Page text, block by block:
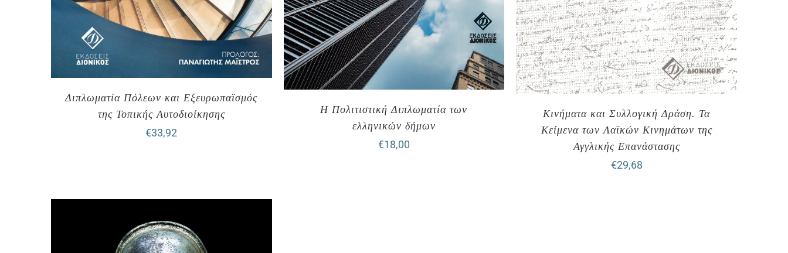
Διπλωματία Πόλεων και Εξευρωπαϊσμός
της Τοπικής Αυτοδιοίκησης
€33,92
Η Πολιτιστική Διπλωματία των
ελληνικών δήμων
€18,00
Κινήματα και Συλλογική Δράση. Τα
Κείμενα των Λαϊκών Κινημάτων της
Αγγλικής Επανάστασης
€29,68